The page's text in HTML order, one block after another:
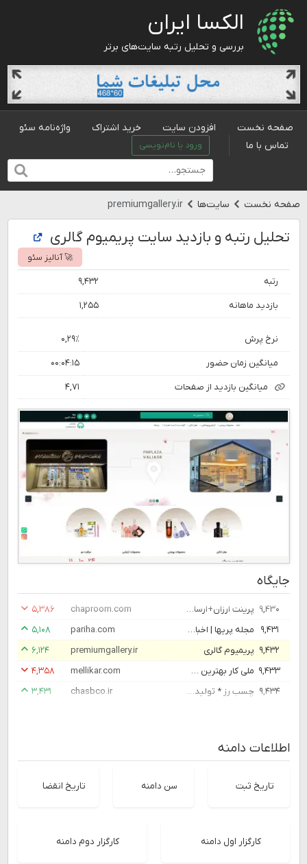
الکسا ایران
بررسی و تحلیل رتبه سایت‌های برتر
صفحه نخست افزودن سایت خرید اشتراک
واژه‌نامه سئو
تماس با ما
ورود یا نام‌نویسی
صفحه نخست سایت‌ها premiumgallery.ir
تحلیل رتبه و بازدید سایت پریمیوم گالری
🚀 آنالیز سئو
رتبه ۹,۴۳۲
بازدید ماهانه ۱,۲۵۵
نرخ پرش ۰,۲۹٪
میانگین زمان حضور ۰۰:۰۴:۱۵
میانگین بازدید از صفحات ۴,۷۱
جایگاه
۹,۴۳۰ پرینت ارزان+ارسال رایگان فوری+ دو رو ۹۵۰تومان | چاپ روم chaproom.com
۵,۳۸۶
۹,۴۳۱
مجله پریها | اخبار، سرگرمی، ورزش، فال، پزشکی، سینما، هنر، گردشگری pariha.com
۵,۱۰۸
۹,۴۳۲ پریمیوم گالری premiumgallery.ir
۶,۱۲۴
۹,۴۳۳
ملی کار بهترین سایت کاریابی آنلاین در کشور mellikar.com
۴,۳۵۸
۹,۴۳۴
چسب رز * تولید کننده انواع نوار چسب پهن، چسب برق، چسب تحریر و ... در ایران chasbco.ir ۳,۴۳۱
اطلاعات دامنه
تاریخ ثبت سن دامنه تاریخ انقضا
کارگزار اول دامنه کارگزار دوم دامنه